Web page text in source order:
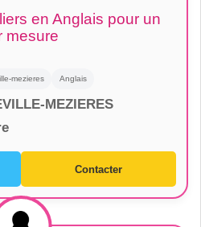
en Anglais pour un
mesure
mezieres Anglais
MEZIERES
Contacter